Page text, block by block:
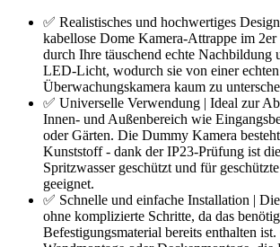
✅ Realistisches und hochwertiges
kabellose Dome Kamera-Attrappe im
durch Ihre täuschend echte Nachbildung
LED-Licht, wodurch sie von einer echten
Überwachungskamera kaum zu
✅ Universelle Verwendung | Ideal zur
Innen- und Außenbereich wie
oder Gärten. Die Dummy Kamera
Kunststoff - dank der IP23-Prüfung ist
Spritzwasser geschützt und für
geeignet.
✅ Schnelle und einfache Installation |
ohne komplizierte Schritte, da das
Befestigungsmaterial bereits enthalten